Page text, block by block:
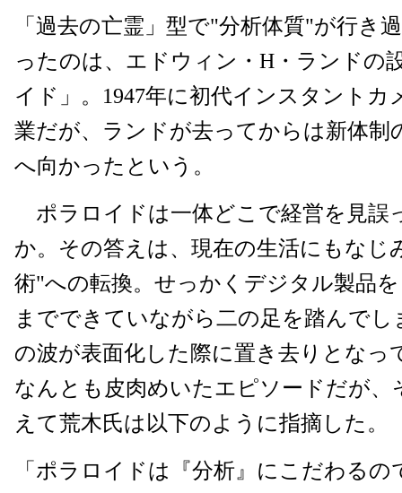
「過去の亡霊」型で"分析体質"が行き
ったのは、エドウィン・H・ランドの
イド」。1947年に初代インスタントカ
業だが、ランドが去ってからは新体制
へ向かったという。
ポラロイドは一体どこで経営を見誤
か。その答えは、現在の生活にもなじ
術"への転換。せっかくデジタル製品
までできていながら二の足を踏んで
の波が表面化した際に置き去りとなっ
なんとも皮肉めいたエピソードだが、
えて荒木氏は以下のように指摘した。
「ポラロイドは『分析』にこだわる